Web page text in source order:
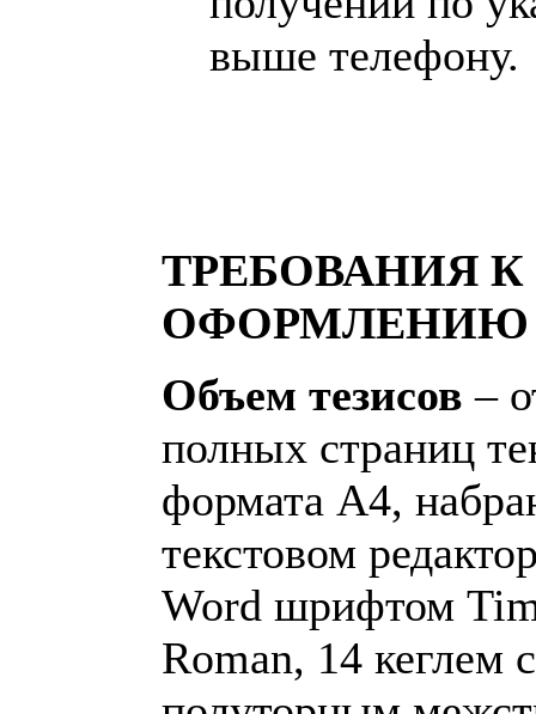
выше телефону.
ТРЕБОВАНИЯ К
ОФОРМЛЕНИЮ
Объем тезисов –
полных страниц
формата А4,
текстовом
Word шрифтом
Roman, 14 кеглем с